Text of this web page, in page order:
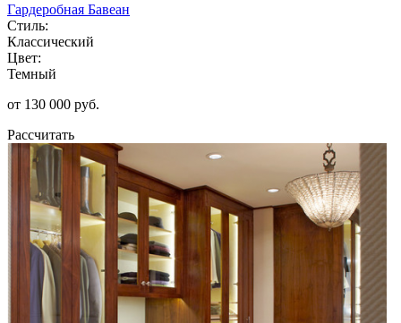
Гардеробная Бавеан
Стиль:
Классический
Цвет:
Темный
от 130 000 руб.
Рассчитать